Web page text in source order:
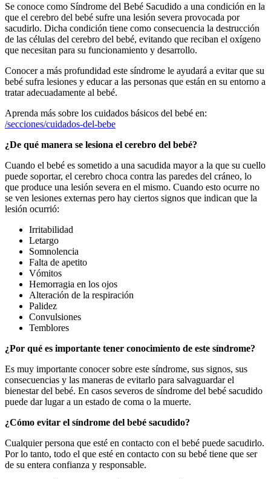
Se conoce como Síndrome del Bebé Sacudido a una condición en la
que el cerebro del bebé sufre una lesión severa provocada por
sacudirlo. Dicha condición tiene como consecuencia la destrucción
de las células del cerebro del bebé, evitando que reciban el oxígeno
que necesitan para su funcionamiento y desarrollo.
Conocer a más profundidad este síndrome le ayudará a evitar que su
bebé sufra lesiones y educar a las personas que están en su entorno a
tratar adecuadamente al bebé.
Aprenda más sobre los cuidados básicos del bebé en:
/secciones/cuidados-del-bebe
¿De qué manera se lesiona el cerebro del bebé?
Cuando el bebé es sometido a una sacudida mayor a la que su cuello
puede soportar, el cerebro choca contra las paredes del cráneo, lo
que produce una lesión severa en el mismo. Cuando esto ocurre no
se ven lesiones externas pero hay ciertos signos que indican que la
lesión ocurrió:
Irritabilidad
Letargo
Somnolencia
Falta de apetito
Vómitos
Hemorragia en los ojos
Alteración de la respiración
Palidez
Convulsiones
Temblores
¿Por qué es importante tener conocimiento de este síndrome?
Es muy importante conocer sobre este síndrome, sus signos, sus
consecuencias y las maneras de evitarlo para salvaguardar el
bienestar del bebé. En casos severos de síndrome del bebé sacudido
puede dar lugar a un estado de coma o la muerte.
¿Cómo evitar el síndrome del bebé sacudido?
Cualquier persona que esté en contacto con el bebé puede sacudirlo.
Por lo tanto, todo el que esté en contacto con su bebé tiene que ser
de su entera confianza y responsable.